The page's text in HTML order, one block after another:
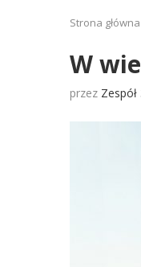
Strona główna
W
przez